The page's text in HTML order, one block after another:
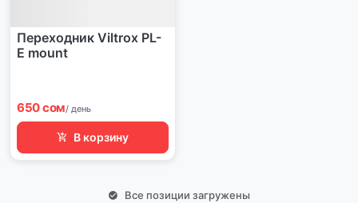
Переходник Viltrox PL-
E mount
650 сом/ день
В корзину
Все позиции загружены